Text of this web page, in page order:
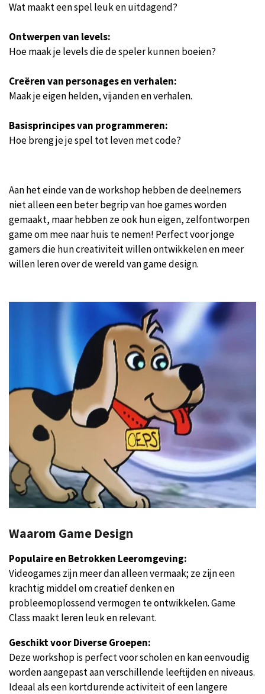
Wat maakt een spel leuk en uitdagend?
Ontwerpen van levels:
Hoe maak je levels die de speler kunnen boeien?
Creëren van personages en verhalen:
Maak je eigen helden, vijanden en verhalen.
Basisprincipes van programmeren:
Hoe breng je je spel tot leven met code?
Aan het einde van de workshop hebben de deelnemers
niet alleen een beter begrip van hoe games worden
gemaakt, maar hebben ze ook hun eigen, zelfontworpen
game om mee naar huis te nemen! Perfect voor jonge
gamers die hun creativiteit willen ontwikkelen en meer
willen leren over de wereld van game design.
Waarom Game Design
Populaire en Betrokken Leeromgeving:
Videogames zijn meer dan alleen vermaak; ze zijn een
krachtig middel om creatief denken en
probleemoplossend vermogen te ontwikkelen. Game
Class maakt leren leuk en relevant.
Geschikt voor Diverse Groepen:
Deze workshop is perfect voor scholen en kan eenvoudig
worden aangepast aan verschillende leeftijden en niveaus.
Ideaal als een kortdurende activiteit of een langere